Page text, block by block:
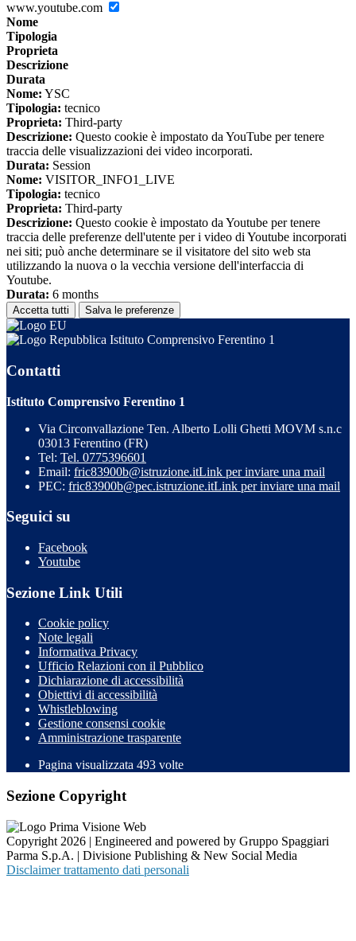
www.youtube.com
Nome
Tipologia
Proprieta
Descrizione
Durata
Nome: YSC
Tipologia: tecnico
Proprieta: Third-party
Descrizione: Questo cookie è impostato da YouTube per tenere
traccia delle visualizzazioni dei video incorporati.
Durata: Session
Nome: VISITOR_INFO1_LIVE
Tipologia: tecnico
Proprieta: Third-party
Descrizione: Questo cookie è impostato da Youtube per tenere
traccia delle preferenze dell'utente per i video di Youtube incorporati
nei siti; può anche determinare se il visitatore del sito web sta
utilizzando la nuova o la vecchia versione dell'interfaccia di
Youtube.
Durata: 6 months
Accetta tutti Salva le preferenze
Istituto Comprensivo Ferentino 1
Contatti
Istituto Comprensivo Ferentino 1
Via Circonvallazione Ten. Alberto Lolli Ghetti MOVM s.n.c
03013 Ferentino (FR)
Tel: Tel. 0775396601
Email: fric83900b@istruzione.itLink per inviare una mail
PEC: fric83900b@pec.istruzione.itLink per inviare una mail
Seguici su
Facebook
Youtube
Sezione Link Utili
Cookie policy
Note legali
Informativa Privacy
Ufficio Relazioni con il Pubblico
Dichiarazione di accessibilità
Obiettivi di accessibilità
Whistleblowing
Gestione consensi cookie
Amministrazione trasparente
Pagina visualizzata 493 volte
Sezione Copyright
Copyright 2026 | Engineered and powered by Gruppo Spaggiari
Parma S.p.A. | Divisione Publishing & New Social Media
Disclaimer trattamento dati personali